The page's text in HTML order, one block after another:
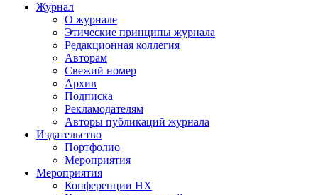
Журнал
О журнале
Этические принципы журнала
Редакционная коллегия
Авторам
Свежий номер
Архив
Подписка
Рекламодателям
Авторы публикаций журнала
Издательство
Портфолио
Мероприятия
Мероприятия
Конференции НХ